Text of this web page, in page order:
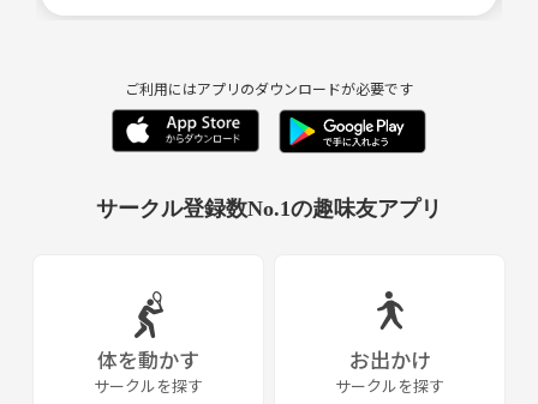
Familia主催のイベントもあります。
※渋谷Wombで開催
興味あれば、気軽に連絡ください！
詳細は、メッセにて送ります♪
ご利用にはアプリのダウンロードが必要です
サークル登録数No.1の趣味友アプリ
体を動かす
サークルを探す
お出かけ
サークルを探す